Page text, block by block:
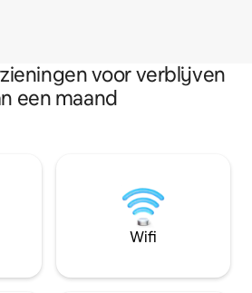
voor verblijven
een maand
Wifi